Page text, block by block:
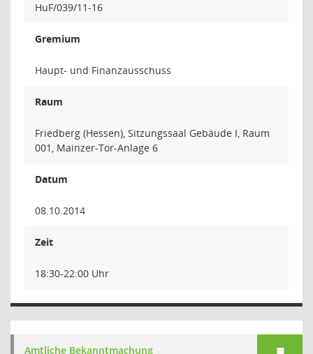
HuF/039/11-16
Gremium
Haupt- und Finanzausschuss
Raum
Friedberg (Hessen), Sitzungssaal Gebäude I, Raum
001, Mainzer-Tor-Anlage 6
Datum
08.10.2014
Zeit
18:30-22:00 Uhr
Amtliche Bekanntmachung